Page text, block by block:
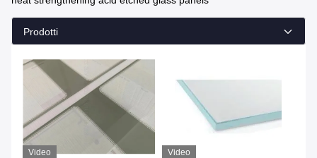
Glass Panels
] Match 16
Prodotti
Prodotti
Video Video